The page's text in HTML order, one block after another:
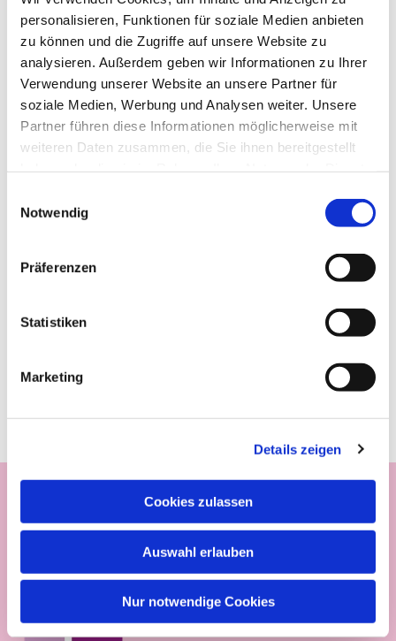
personalisieren, Funktionen für soziale Medien anbieten
zu können und die Zugriffe auf unsere Website zu
analysieren. Außerdem geben wir Informationen zu Ihrer
Verwendung unserer Website an unsere Partner für
soziale Medien, Werbung und Analysen weiter. Unsere
Partner führen diese Informationen möglicherweise mit
weiteren Daten zusammen, die Sie ihnen bereitgestellt
Notwendig
Präferenzen
Statistiken
Marketing
Details zeigen
Cookies zulassen
Auswahl erlauben
Nur notwendige Cookies